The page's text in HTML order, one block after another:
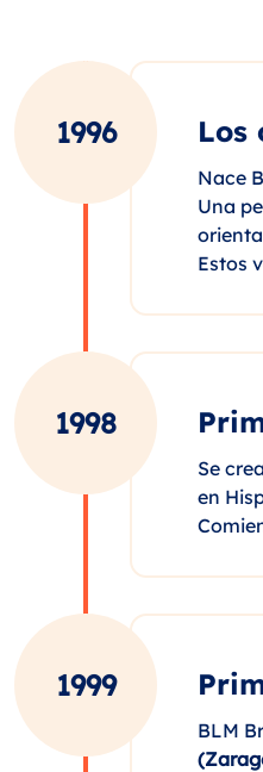
1996 Los
Nace
Una
Estos
1998
Se crea
en
1999
BLM